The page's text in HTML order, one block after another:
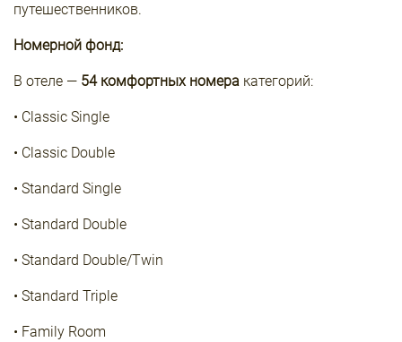
путешественников.
Номерной фонд:
В отеле — 54 комфортных номера категорий:
• Classic Single
• Classic Double
• Standard Single
• Standard Double
• Standard Double/Twin
• Standard Triple
• Family Room